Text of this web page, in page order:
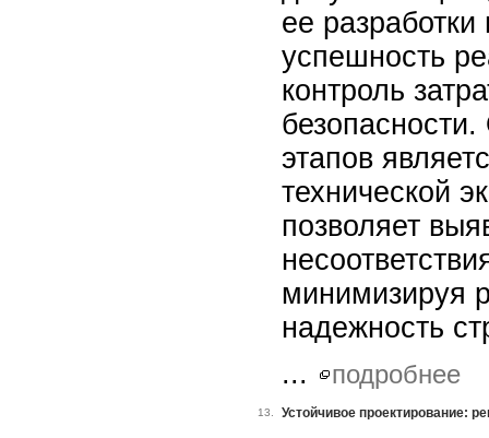
ее
успешность
контроль
этапов
технической
позволяет
минимизируя
надежность
...
подробнее
13. Устойчивое проектирование: